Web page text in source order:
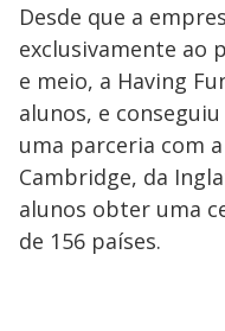
Desde que a
exclusivamente ao
e meio, a Having
alunos, e
uma parceria com
Cambridge, da
alunos obter uma
de 156 países.